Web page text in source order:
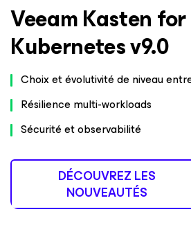
Veeam Kasten for
Kubernetes v9.0
Choix et évolutivité de niveau
Résilience multi-workloads
Sécurité et observabilité
DÉCOUVREZ LES
NOUVEAUTÉS